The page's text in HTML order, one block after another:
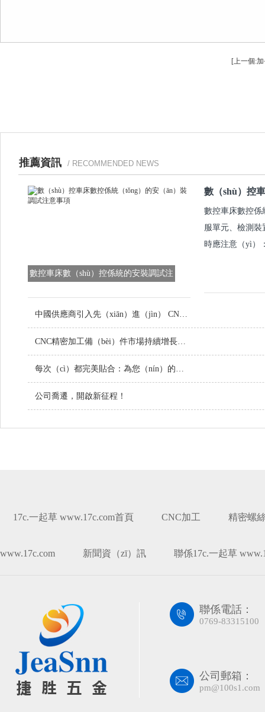
[上一個:
推薦資訊 / RECOMMENDED NEWS
數控車床數（shù）控係統的安裝調試注
數（shù）控
數控車床數控係
服單元、檢測裝
時應注意（yì）
中國供應商引入先（xiān）進（jìn） CNC 設備，提升定製金屬零件品質
CNC精密加工備（bèi）件市場持續增長，技術創（chuàng）新引領行業未來
每次（cì）都完美貼合：為您（nín）的項目定製螺絲
公司喬遷，開啟新征程！
17c.一起草 www.17c.com首頁 CNC加工 精密螺
www.17c.com 新聞資（zī）訊 聯係17c.一起草
聯係電話：
0769-83315100
公司郵箱：
pm@100s1.com